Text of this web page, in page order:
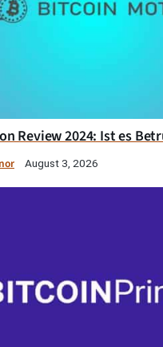
Review 2024: Ist es
August 3, 2026